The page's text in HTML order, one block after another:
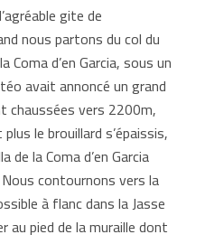
gite de
nous partons du col du
d’en Garcia, sous un
avait annoncé un grand
chaussées vers 2200m,
le brouillard s’épaissis,
de la Coma d’en Garcia
contournons vers la
à flanc dans la Jasse
pied de la muraille dont